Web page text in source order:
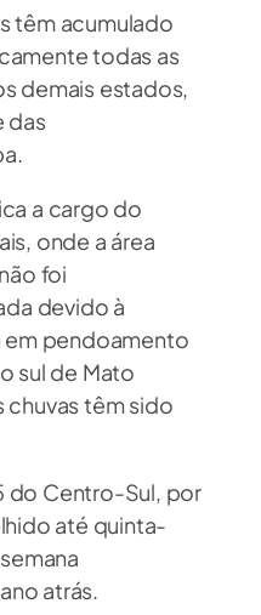
têm acumulado
todas as
demais estados,
das
a cargo do
onde a área
foi
devido à
em pendoamento
sul de Mato
chuvas têm sido
do Centro-Sul, por
até quinta-
atrás.